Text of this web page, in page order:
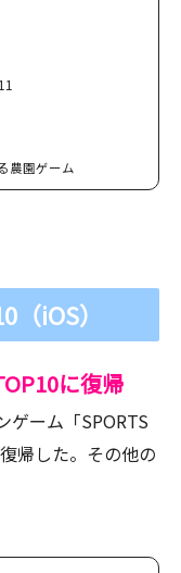
農園ゲーム
iOS）
に復帰
ゲーム「SPORTS
帰した。その他の